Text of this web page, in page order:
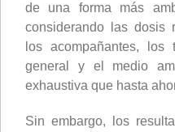
de una forma más
considerando las dosis
los acompañantes, los
general y el medio
exhaustiva que hasta
Sin embargo, los